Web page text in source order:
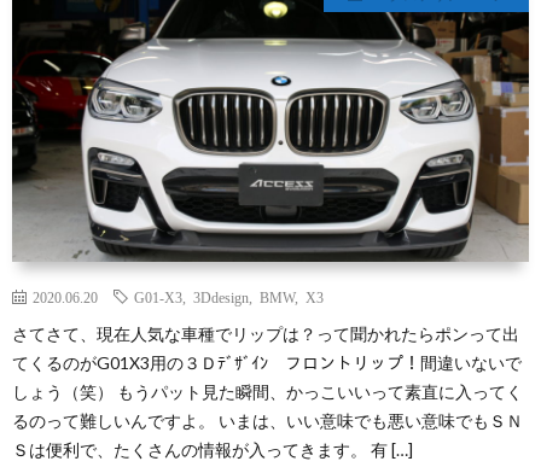
2020.06.20 G01-X3 3Ddesign BMW, X3
さてさて、現在人気な車種でリップは？って聞かれたらポンって出
てくるのがG01X3用の３Ｄﾃﾞｻﾞｲﾝ フロントリップ！間違いないで
しょう（笑） もうパット見た瞬間、かっこいいって素直に入ってく
るのって難しいんですよ。 いまは、いい意味でも悪い意味でもＳＮ
Ｓは便利で、たくさんの情報が入ってきます。 有 […]